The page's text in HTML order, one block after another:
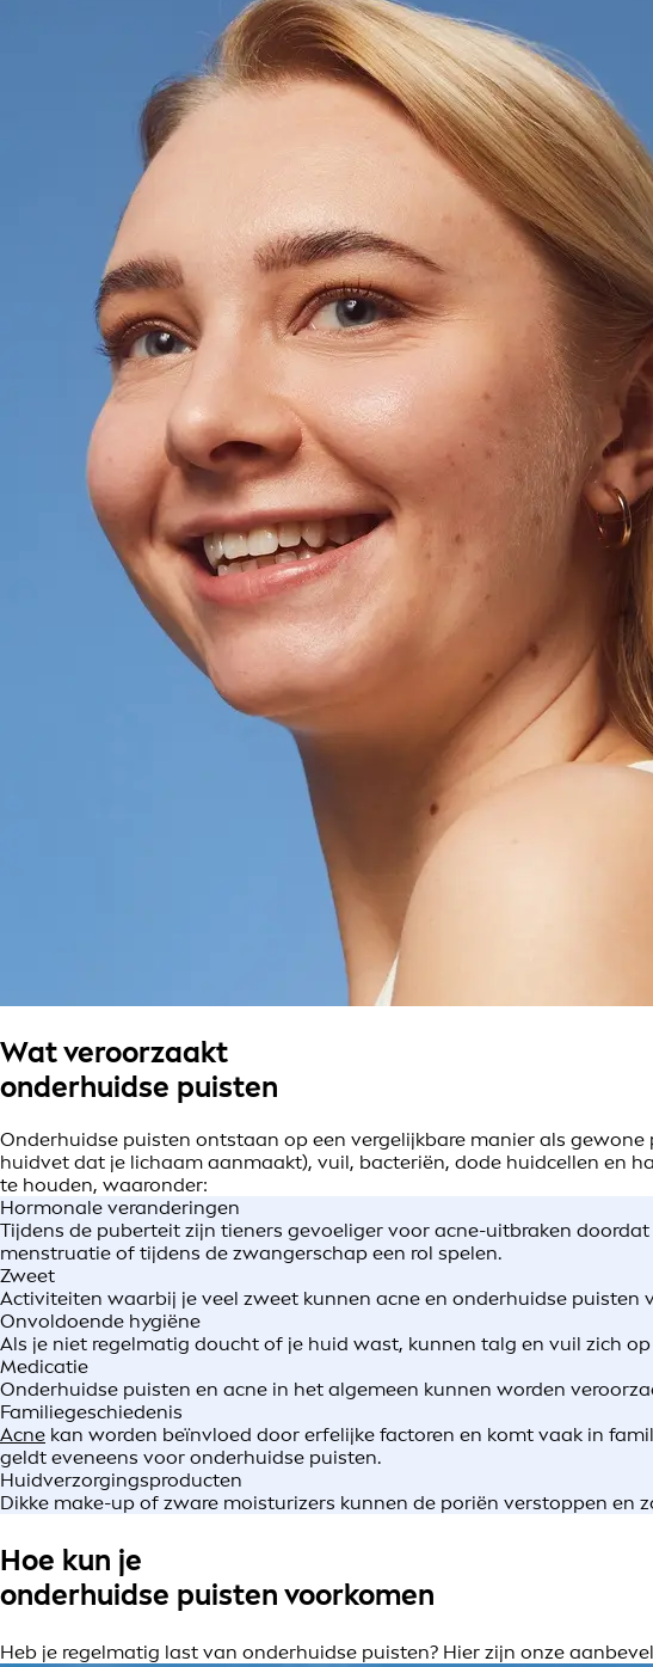
Wat veroorzaakt
onderhuidse puisten
Onderhuidse puisten ontstaan op een vergelijkbare manier als
huidvet dat je lichaam aanmaakt), vuil, bacteriën, dode huidcellen en
te houden, waaronder:
Hormonale veranderingen
Tijdens de puberteit zijn tieners gevoeliger voor acne-uitbraken
menstruatie of tijdens de zwangerschap een rol spelen.
Zweet
Activiteiten waarbij je veel zweet kunnen acne en onderhuidse puisten
Onvoldoende hygiëne
Als je niet regelmatig doucht of je huid wast, kunnen talg en vuil zich
Medicatie
Onderhuidse puisten en acne in het algemeen kunnen worden
Familiegeschiedenis
Acne kan worden beïnvloed door erfelijke factoren en komt vaak in
geldt eveneens voor onderhuidse puisten.
Huidverzorgingsproducten
Dikke make-up of zware moisturizers kunnen de poriën verstoppen en
Hoe kun je
onderhuidse puisten voorkomen
Heb je regelmatig last van onderhuidse puisten? Hier zijn onze